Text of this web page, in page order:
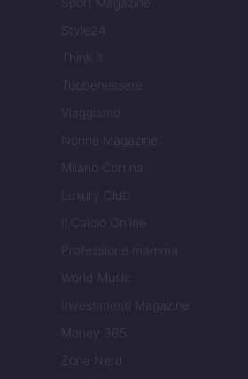
Style24
Think.it
Tuobenessere
Viaggiamo
Nonne Magazine
Milano Cortina
Luxury Club
Il Calcio Online
Professione mamma
World Music
Investimenti Magazine
Money 365
Zona Nerd